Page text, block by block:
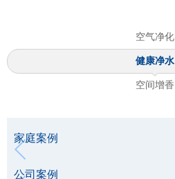
空气净化
健康净水
空间增香
家庭案例
公司案例